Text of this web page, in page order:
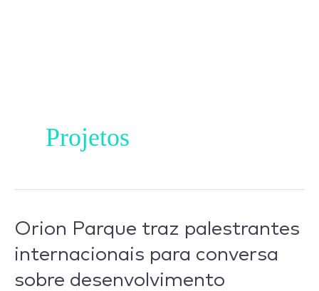
Projetos
Orion Parque traz palestrantes
internacionais para conversa
sobre desenvolvimento
Orion
traz
palestrantes